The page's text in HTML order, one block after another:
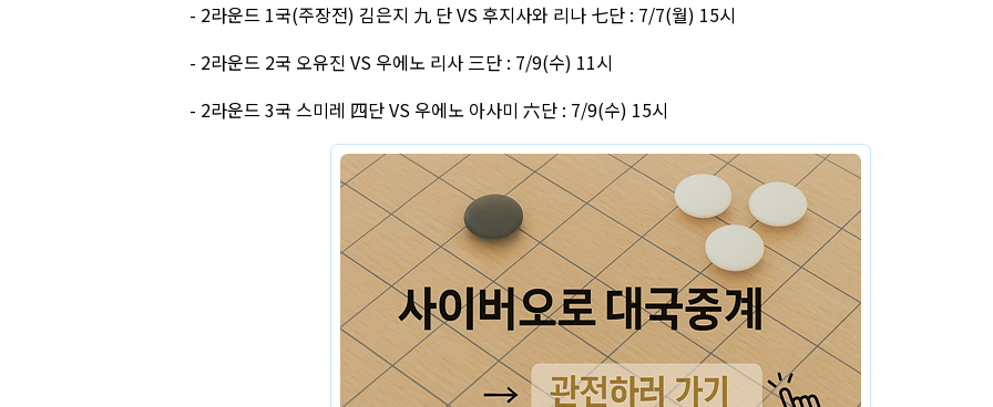
- 2라운드 1국(주장전) 김은지 九 단 VS 후지사와 리나 七단 : 7/7(월) 15시
- 2라운드 2국 오유진 VS 우에노 리사 三단 : 7/9(수) 11시
- 2라운드 3국 스미레 四단 VS 우에노 아사미 六단 : 7/9(수) 15시